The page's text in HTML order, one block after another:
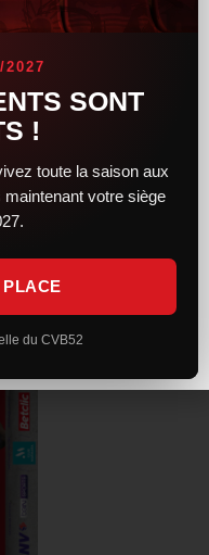
les secteurs de jeu et
CVB52 empochera ce
2027
SONT
!
toute la saison aux
votre siège
du CVB52